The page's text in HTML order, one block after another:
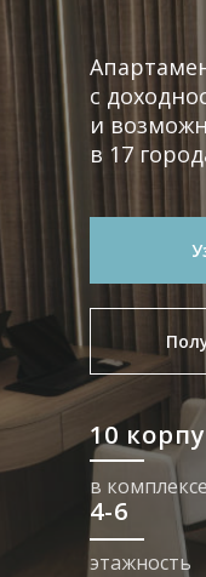
с
и
в 17
10
в
этажность
4-6